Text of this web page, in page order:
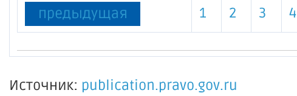
предыдущая 1 2 3 4
Источник: publication.pravo.gov.ru